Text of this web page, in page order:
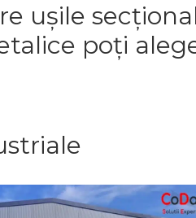
ușile
poți